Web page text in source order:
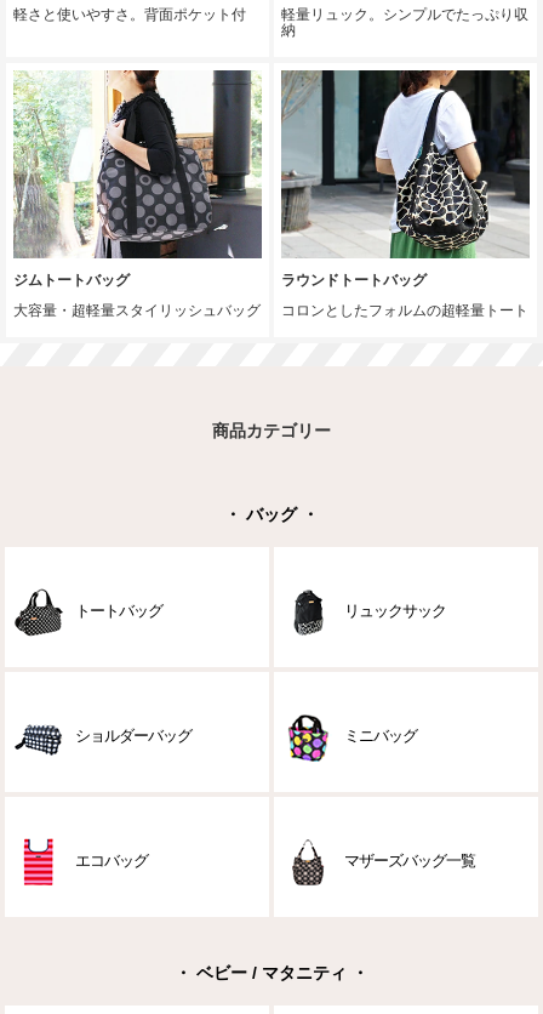
軽さと使いやすさ。背面ポケット付
軽量リュック。シンプルでたっぷり収
納
ジムトートバッグ
大容量・超軽量スタイリッシュバッグ
ラウンドトートバッグ
コロンとしたフォルムの超軽量トート
商品カテゴリー
・ バッグ ・
トートバッグ リュックサック
ショルダーバッグ ミニバッグ
エコバッグ マザーズバッグ一覧
・ ベビー / マタニティ ・